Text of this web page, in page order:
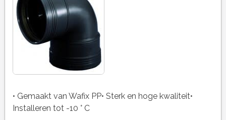
• Gemaakt van Wafix PP• Sterk en hoge kwaliteit•
Installeren tot -10 ° C